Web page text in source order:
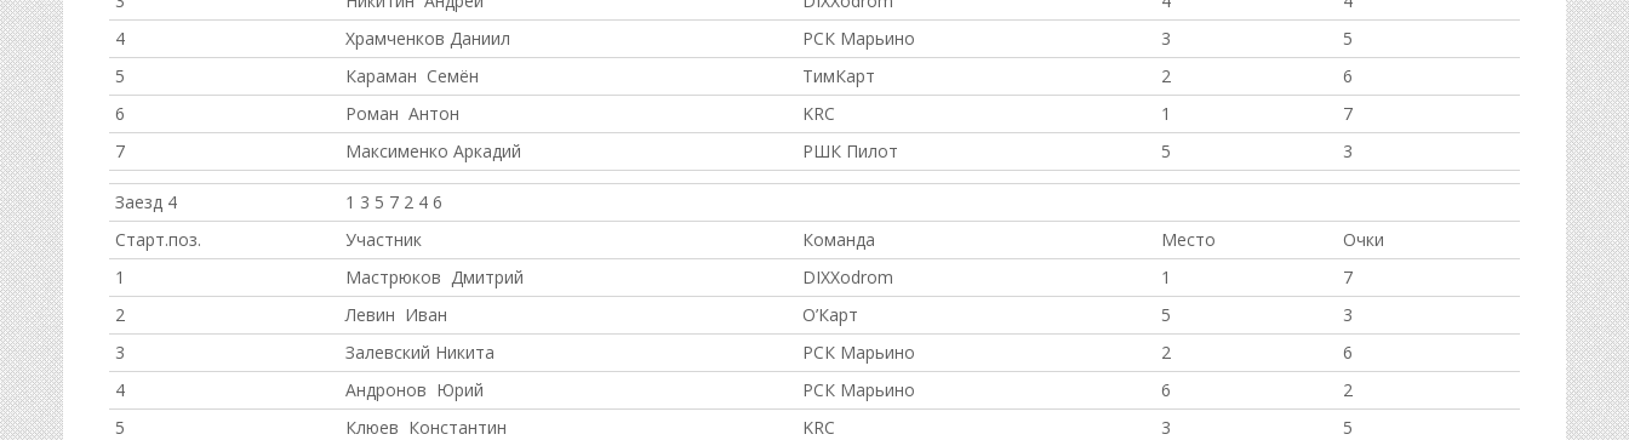
4
Храмченков Даниил РСК Марьино 3
5
5
Караман Семён ТимКарт 2
6
6
Роман Антон KRC 1
7
7
Максименко Аркадий РШК Пилот 5 3
Заезд 4
1 3 5 7 2 4 6
Старт.поз.
Участник Команда Место
Очки
1
Мастрюков Дмитрий DIXXodrom 1
7
2
Левин Иван О’Карт 5
3
3
Залевский Никита РСК Марьино 2
6
4
Андронов Юрий РСК Марьино 6
2
5
Клюев Константин KRC 3
5